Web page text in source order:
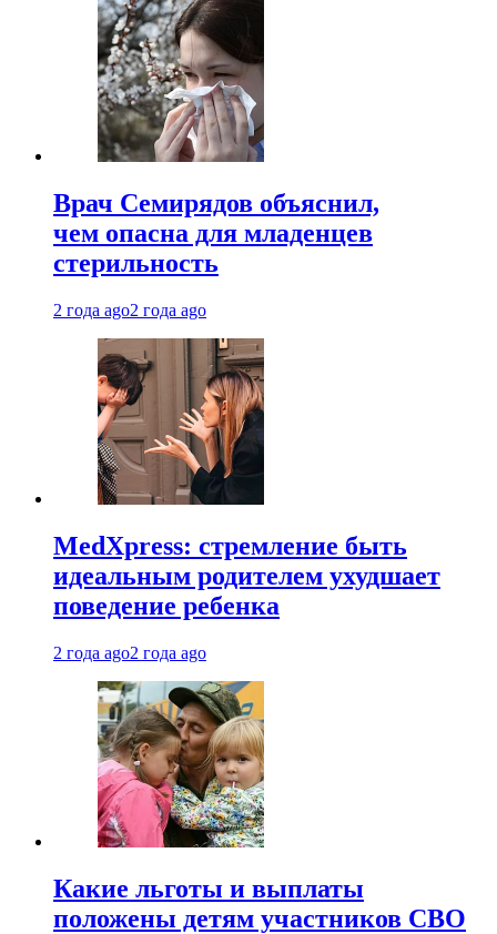
Врач Семирядов объяснил,
чем опасна для младенцев
стерильность
2 года ago2 года ago
MedXpress: стремление быть
идеальным родителем ухудшает
поведение ребенка
2 года ago2 года ago
Какие льготы и выплаты
положены детям участников СВО